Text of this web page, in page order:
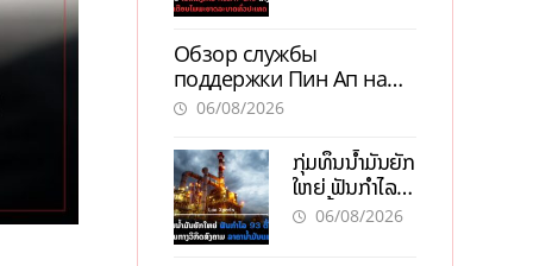
ລະບາດທົ່ວ
ປະເທດ
Обзор службы
поддержки Пин Ап на
официальном сайте с
информацией
06/08/2026
ກຸ່ມທຶນນ້ຳມັນຍັກ
ໃຫຍ່ ຟັນກຳໄລ
93 ຕື້ໂດລາ
06/08/2026